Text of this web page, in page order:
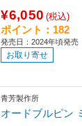
¥6,050 (税込)
ポイント：182
発売日：2024年頃発売
お取り寄せ
青芳製作所
オードブルピン